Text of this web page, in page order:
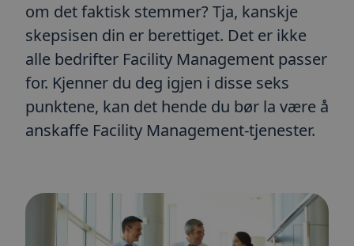
om det faktisk stemmer? Tja, kanskje
skepsisen din er berettiget. Det er ikke
alle bedrifter Facility Management passer
for. Kjenner du deg igjen i disse seks
punktene, kan det hende du bør la være å
anskaffe Facility Management-tjenester.